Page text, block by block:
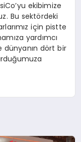
ekibimize
Bu sektördeki
için pistte
yardımcı
dünyanın dört bir